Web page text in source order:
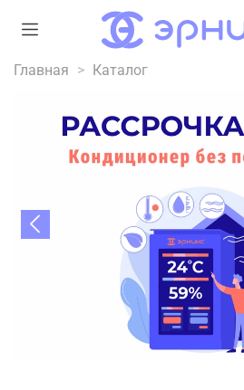
Главная Каталог